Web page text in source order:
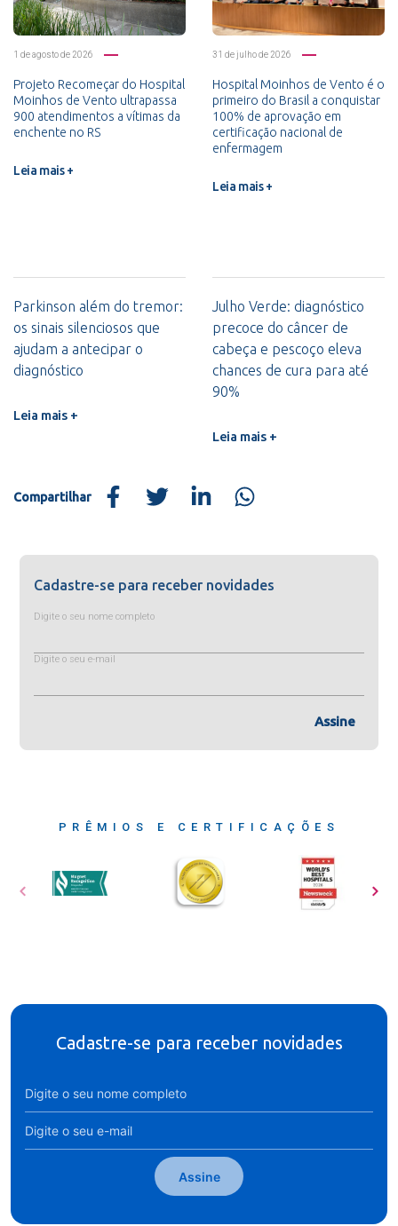
1 de agosto de 2026
Projeto Recomeçar do Hospital
Moinhos de Vento ultrapassa
900 atendimentos a vítimas da
enchente no RS
Leia mais +
31 de julho de 2026
Hospital Moinhos de Vento é o
primeiro do Brasil a conquistar
100% de aprovação em
certificação nacional de
enfermagem
Leia mais +
Parkinson além do tremor:
os sinais silenciosos que
ajudam a antecipar o
diagnóstico
Leia mais +
Julho Verde: diagnóstico
precoce do câncer de
cabeça e pescoço eleva
chances de cura para até
90%
Leia mais +
Compartilhar
Cadastre-se para receber novidades
Digite o seu nome completo
Digite o seu e-mail
Assine
PRÊMIOS E CERTIFICAÇÕES
Cadastre-se para receber novidades
Assine